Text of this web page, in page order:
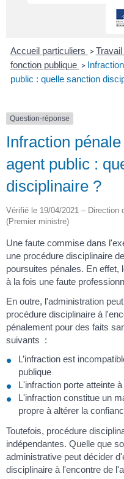
Accueil particuliers > Travail
fonction publique >
public : quelle sanction
Question-réponse
Infraction
agent public :
disciplinaire ?
Vérifié le 19/04/2021 – Direction
(Premier ministre)
Une faute commise dans
une procédure disciplinaire
poursuites pénales. En
à la fois une faute
En outre, l'administration
procédure disciplinaire à
pénalement pour des faits
suivants :
L’infraction est
publique
L'infraction porte atteinte
L'infraction constitue un
propre à altérer la
Toutefois, procédure
indépendantes. Quelle que
administrative peut décider
disciplinaire à l'encontre de